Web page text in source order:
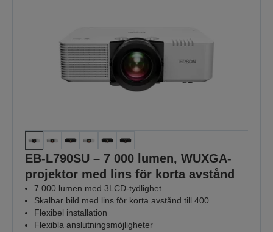
EB-L790SU – 7 000 lumen, WUXGA-
projektor med lins för korta avstånd
7 000 lumen med 3LCD-tydlighet
Skalbar bild med lins för korta avstånd till 400
Flexibel installation
Flexibla anslutningsmöjligheter